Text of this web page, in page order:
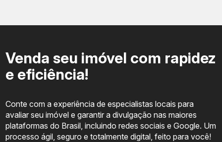
Venda seu imóvel com rapidez
e eficiência!
Conte com a experiência de especialistas locais para
avaliar seu imóvel e garantir a divulgação nas maiores
plataformas do Brasil, incluindo redes sociais e Google. Um
processo ágil, seguro e totalmente digital, feito para você!